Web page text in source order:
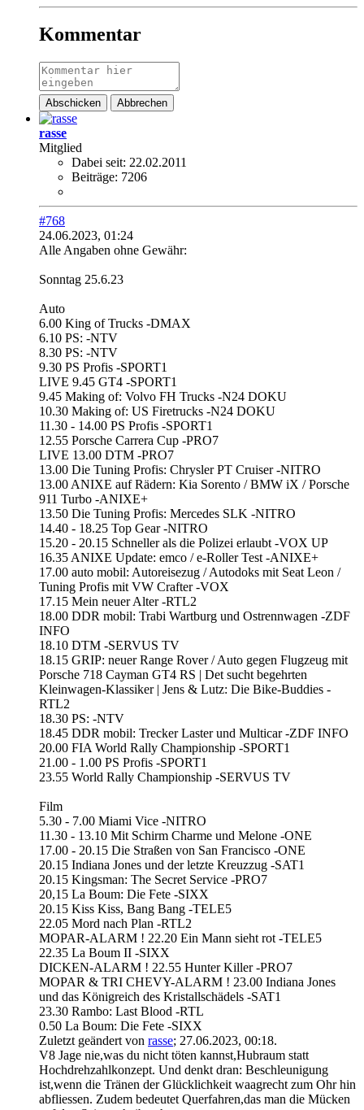
Kommentar
Abschicken Abbrechen
rasse
Mitglied
Dabei seit: 22.02.2011
Beiträge: 7206
#768
24.06.2023, 01:24
Alle Angaben ohne Gewähr:
Sonntag 25.6.23
Auto
6.00 King of Trucks -DMAX
6.10 PS: -NTV
8.30 PS: -NTV
9.30 PS Profis -SPORT1
LIVE 9.45 GT4 -SPORT1
9.45 Making of: Volvo FH Trucks -N24 DOKU
10.30 Making of: US Firetrucks -N24 DOKU
11.30 - 14.00 PS Profis -SPORT1
12.55 Porsche Carrera Cup -PRO7
LIVE 13.00 DTM -PRO7
13.00 Die Tuning Profis: Chrysler PT Cruiser -NITRO
13.00 ANIXE auf Rädern: Kia Sorento / BMW iX / Porsche
911 Turbo -ANIXE+
13.50 Die Tuning Profis: Mercedes SLK -NITRO
14.40 - 18.25 Top Gear -NITRO
15.20 - 20.15 Schneller als die Polizei erlaubt -VOX UP
16.35 ANIXE Update: emco / e-Roller Test -ANIXE+
17.00 auto mobil: Autoreisezug / Autodoks mit Seat Leon /
Tuning Profis mit VW Crafter -VOX
17.15 Mein neuer Alter -RTL2
18.00 DDR mobil: Trabi Wartburg und Ostrennwagen -ZDF
INFO
18.10 DTM -SERVUS TV
18.15 GRIP: neuer Range Rover / Auto gegen Flugzeug mit
Porsche 718 Cayman GT4 RS | Det sucht begehrten
Kleinwagen-Klassiker | Jens & Lutz: Die Bike-Buddies -
RTL2
18.30 PS: -NTV
18.45 DDR mobil: Trecker Laster und Multicar -ZDF INFO
20.00 FIA World Rally Championship -SPORT1
21.00 - 1.00 PS Profis -SPORT1
23.55 World Rally Championship -SERVUS TV
Film
5.30 - 7.00 Miami Vice -NITRO
11.30 - 13.10 Mit Schirm Charme und Melone -ONE
17.00 - 20.15 Die Straßen von San Francisco -ONE
20.15 Indiana Jones und der letzte Kreuzzug -SAT1
20.15 Kingsman: The Secret Service -PRO7
20,15 La Boum: Die Fete -SIXX
20.15 Kiss Kiss, Bang Bang -TELE5
22.05 Mord nach Plan -RTL2
MOPAR-ALARM ! 22.20 Ein Mann sieht rot -TELE5
22.35 La Boum II -SIXX
DICKEN-ALARM ! 22.55 Hunter Killer -PRO7
MOPAR & TRI CHEVY-ALARM ! 23.00 Indiana Jones
und das Königreich des Kristallschädels -SAT1
23.30 Rambo: Last Blood -RTL
0.50 La Boum: Die Fete -SIXX
Zuletzt geändert von rasse; 27.06.2023, 00:18.
V8 Jage nie,was du nicht töten kannst,Hubraum statt
Hochdrehzahlkonzept. Und denkt dran: Beschleunigung
ist,wenn die Tränen der Glücklichkeit waagrecht zum Ohr hin
abfliessen. Zudem bedeutet Querfahren,das man die Mücken